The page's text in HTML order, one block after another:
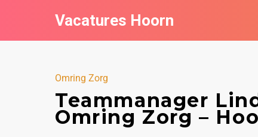
Vacatures Hoorn
Omring Zorg
Teammanager
Omring Zorg –